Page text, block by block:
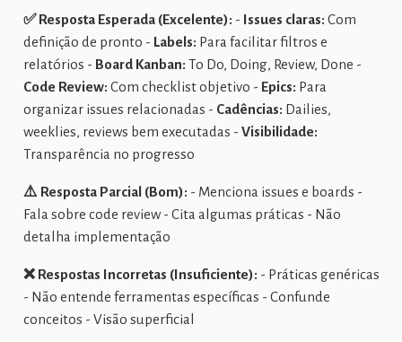
✅ Resposta Esperada (Excelente): - Issues claras: Com
definição de pronto - Labels: Para facilitar filtros e
relatórios - Board Kanban: To Do, Doing, Review, Done -
Code Review: Com checklist objetivo - Epics: Para
organizar issues relacionadas - Cadências: Dailies,
weeklies, reviews bem executadas - Visibilidade:
Transparência no progresso
⚠️ Resposta Parcial (Bom): - Menciona issues e boards -
Fala sobre code review - Cita algumas práticas - Não
detalha implementação
❌ Respostas Incorretas (Insuficiente): - Práticas genéricas
- Não entende ferramentas específicas - Confunde
conceitos - Visão superficial